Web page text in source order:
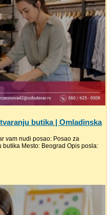
butika | Omladinska
vam nudi posao: Posao za
Mesto: Beograd Opis posla: